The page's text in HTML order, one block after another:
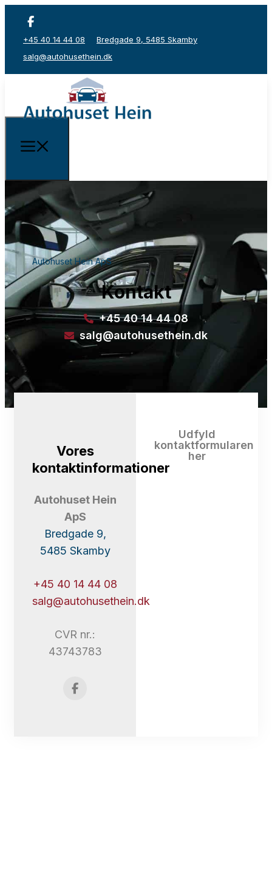
+45 40 14 44 08
Bredgade 9, 5485 Skamby
salg@autohusethein.dk
Autohuset Hein ApS
Kontakt
+45 40 14 44 08
salg@autohusethein.dk
Vores
kontaktinformationer
Autohuset Hein
ApS
Bredgade 9,
5485 Skamby
+45 40 14 44 08
salg@autohusethein.dk
CVR nr.:
43743783
Udfyld
kontaktformularen
her